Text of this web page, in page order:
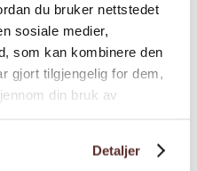
du bruker nettstedet
sosiale medier,
som kan kombinere den
gjort tilgjengelig for dem,
din bruk av
Detaljer
im Husnes